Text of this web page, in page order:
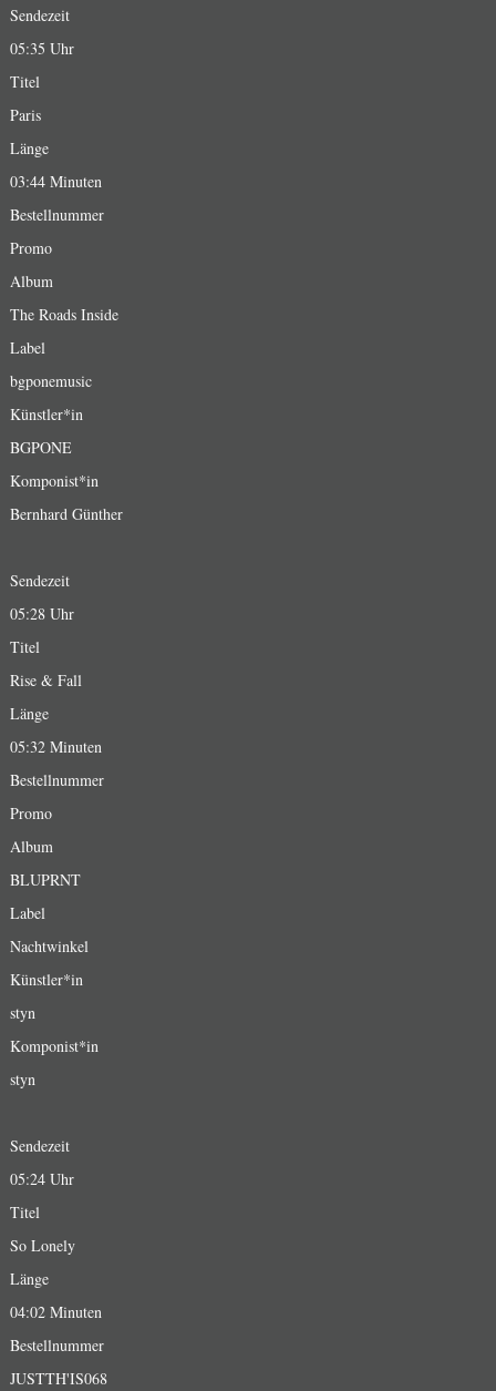
Sendezeit
05:35 Uhr
Titel
Paris
Länge
03:44 Minuten
Bestellnummer
Promo
Album
The Roads Inside
Label
bgponemusic
Künstler*in
BGPONE
Komponist*in
Bernhard Günther
Sendezeit
05:28 Uhr
Titel
Rise & Fall
Länge
05:32 Minuten
Bestellnummer
Promo
Album
BLUPRNT
Label
Nachtwinkel
Künstler*in
styn
Komponist*in
styn
Sendezeit
05:24 Uhr
Titel
So Lonely
Länge
04:02 Minuten
Bestellnummer
JUSTTH'IS068